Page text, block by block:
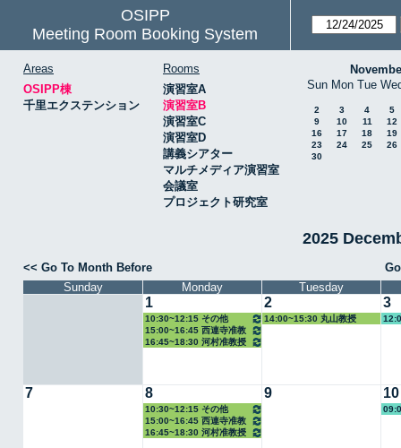
OSIPP
Meeting Room Booking System
Areas
OSIPP棟
千里エクステンション
Rooms
演習室A
演習室B
演習室C
演習室D
講義シアター
マルチメディア演習室
会議室
プロジェクト研究室
Sun Mon Tue
2 3 4
5
9
10 11
12
16
17 18
19
23
24 25
26
30
2025
<< Go To Month Before
Sunday
Monday Tuesday
1
10:30~12:15 その他
15:00~16:45 西連寺准教
授
16:45~18:30 河村准教授
2
14:00~15:30 丸山教授
3
7 8
10:30~12:15 その他
15:00~16:45 西連寺准教
授
16:45~18:30 河村准教授
9 10